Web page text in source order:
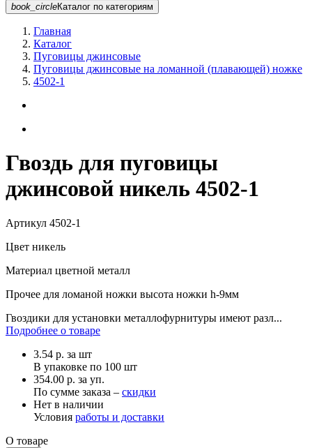
book_circleКаталог по категориям
Главная
Каталог
Пуговицы джинсовые
Пуговицы джинсовые на ломанной (плавающей) ножке
4502-1
Гвоздь для пуговицы
джинсовой никель 4502-1
Артикул 4502-1
Цвет никель
Материал цветной металл
Прочее для ломаной ножки высота ножки h-9мм
Гвоздики для установки металлофурнитуры имеют разл...
Подробнее о товаре
3.54 р. за шт
В упаковке по 100 шт
354.00 р. за уп.
По сумме заказа – скидки
Нет в наличии
Условия работы и доставки
О товаре